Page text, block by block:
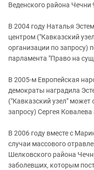
Веденского района Чечни
В 2004 году Наталья
центром ("Кавказский
организации по запросу)
парламента "Право на
В 2005-м Европейская
демократы наградила
("Кавказский узел"
запросу) Сергея
В 2006 году вместе с
случаи массового
Шелковского района
заболевших, которым